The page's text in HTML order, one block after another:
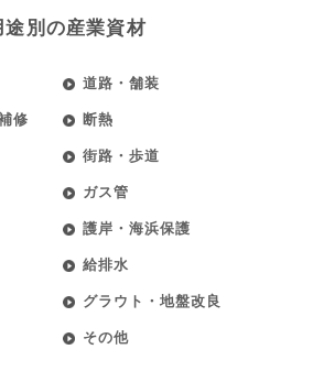
途別の産業資材
道路・舗装
修 断熱
街路・歩道
ガス管
護岸・海浜保護
給排水
グラウト・地盤改良
その他